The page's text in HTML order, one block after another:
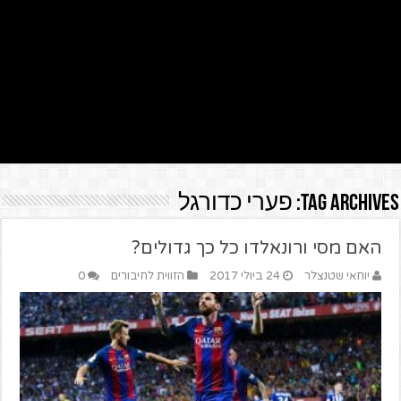
Tag Archives: פערי כדורגל
האם מסי ורונאלדו כל כך גדולים?
יוחאי שטנצלר 24 ביולי 2017 הזווית לחיבורים 0